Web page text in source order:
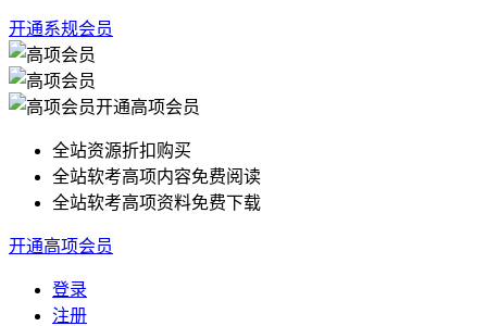
开通系规会员
开通高项会员
全站资源折扣购买
全站软考高项内容免费阅读
全站软考高项资料免费下载
开通高项会员
登录
注册